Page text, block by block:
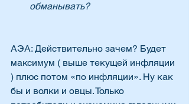
обманывать?
АЭА: Действительно зачем? Будет
максимум ( выше текущей инфляции
) плюс потом «по инфляции». Ну как
бы и волки и овцы. Только